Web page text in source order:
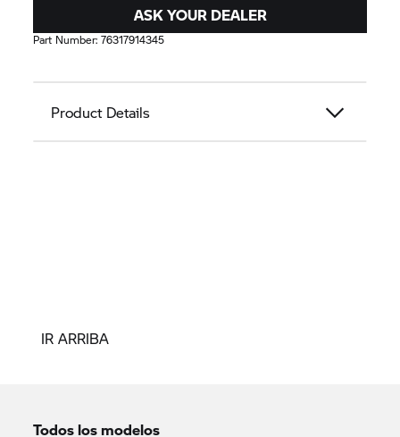
ASK YOUR DEALER
Part Number:76317914345
Product Details
IR ARRIBA
Todos los modelos